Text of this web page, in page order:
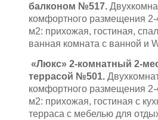
балконом №517.
комфортного размещения 2-
м2: прихожая, гостиная,
ванная комната с ванной и
«Люкс» 2-комнатный 2-
террасой №501.
комфортного размещения 2-
м2: прихожая, гостиная с
терраса с мебелью для